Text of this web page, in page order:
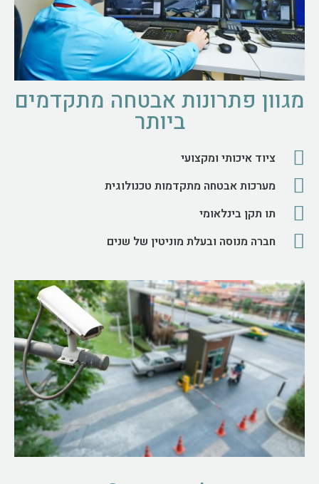
מגוון פתרונות אבטחה מתקדמים
ביותר
ציוד איכותי ומקצועי
מערכות אבטחה מתקדמות טכנולוגית
תו תקן בינלאומי
חברה מנוסה ובעלת מוניטין של שנים